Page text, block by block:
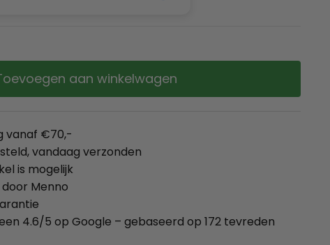
aan winkelwagen
vanaf €70,-
vandaag verzonden
is mogelijk
Menno
4.6/5 op Google – gebaseerd op 172 tevreden